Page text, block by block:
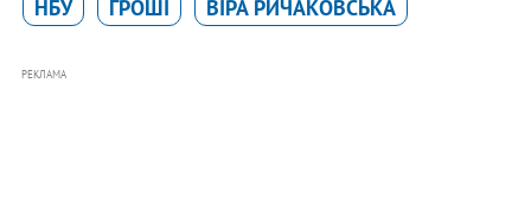
НБУ ГРОШІ ВІРА РИЧАКОВСЬКА
РЕКЛАМА